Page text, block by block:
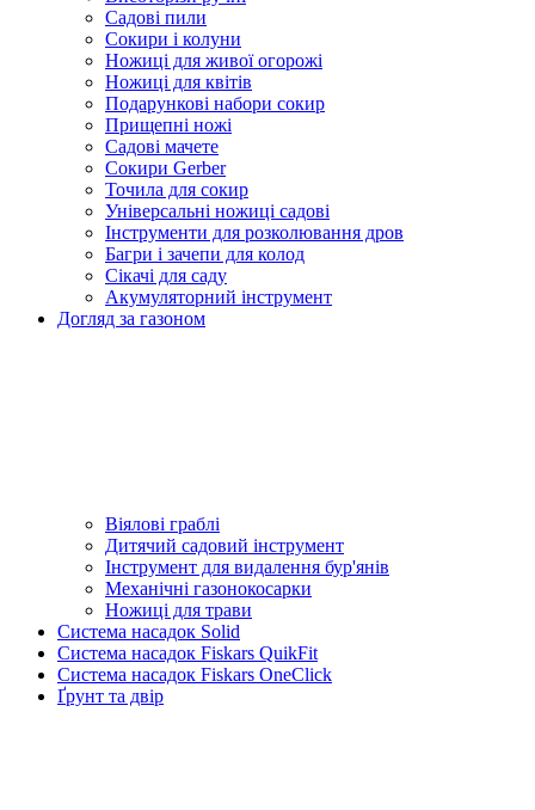
Садові пили
Сокири і колуни
Ножиці для живої огорожі
Ножиці для квітів
Подарункові набори сокир
Прищепні ножі
Садові мачете
Сокири Gerber
Точила для сокир
Універсальні ножиці садові
Інструменти для розколювання дров
Багри і зачепи для колод
Сікачі для саду
Акумуляторний інструмент
Догляд за газоном
Віялові граблі
Дитячий садовий інструмент
Інструмент для видалення бур'янів
Механічні газонокосарки
Ножиці для трави
Система насадок Solid
Система насадок Fiskars QuikFit
Система насадок Fiskars OneClick
Ґрунт та двір